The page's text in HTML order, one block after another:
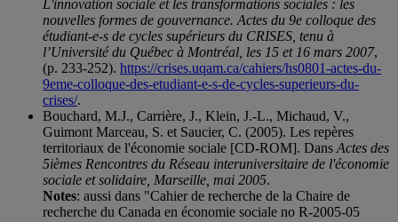
L'innovation sociale et les transformations sociales : les
nouvelles formes de gouvernance. Actes du 9e colloque des
étudiant-e-s de cycles supérieurs du CRISES, tenu à
l’Université du Québec à Montréal, les 15 et 16 mars 2007,
(p. 233-252). https://crises.uqam.ca/cahiers/hs0801-actes-du-
9eme-colloque-des-etudiant-e-s-de-cycles-superieurs-du-
crises/.
Bouchard, M.J., Carrière, J., Klein, J.-L., Michaud, V.,
Guimont Marceau, S. et Saucier, C. (2005). Les repères
territoriaux de l'économie sociale [CD-ROM]. Dans Actes des
5ièmes Rencontres du Réseau interuniversitaire de l'économie
sociale et solidaire, Marseille, mai 2005.
Notes: aussi dans "Cahier de recherche de la Chaire de
recherche du Canada en économie sociale no R-2005-05